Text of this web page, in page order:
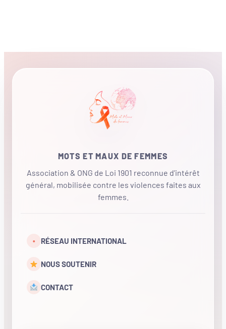
MOTS ET MAUX DE FEMMES
Association & ONG de Loi 1901 reconnue d'intérêt
général, mobilisée contre les violences faites aux
femmes.
• RÉSEAU INTERNATIONAL
NOUS SOUTENIR
CONTACT